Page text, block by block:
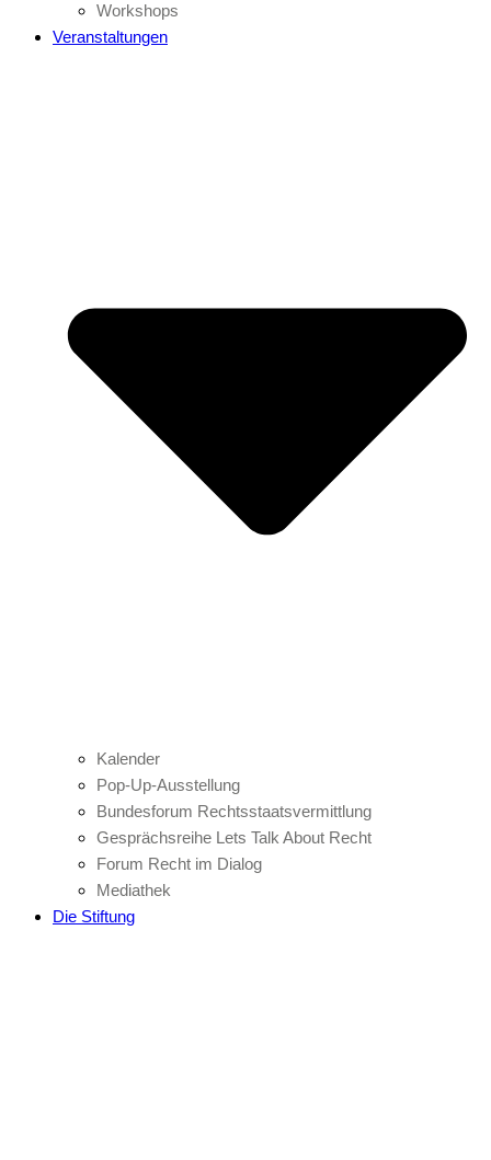
Workshops
Veranstaltungen
Kalender
Pop-Up-Ausstellung
Bundesforum Rechtsstaatsvermittlung
Gesprächsreihe Lets Talk About Recht
Forum Recht im Dialog
Mediathek
Die Stiftung